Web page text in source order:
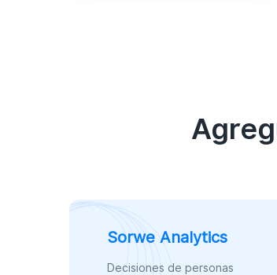
Sorwe Analytics
Decisiones de personas